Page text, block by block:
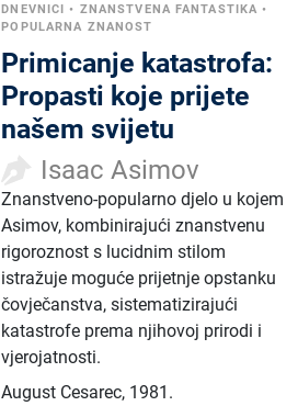
DNEVNICI • ZNANSTVENA FANTASTIKA •
POPULARNA ZNANOST
Primicanje katastrofa:
Propasti koje prijete
našem svijetu
Isaac Asimov
Znanstveno-popularno djelo u kojem
Asimov, kombinirajući znanstvenu
rigoroznost s lucidnim stilom
istražuje moguće prijetnje opstanku
čovječanstva, sistematizirajući
katastrofe prema njihovoj prirodi i
vjerojatnosti.
August Cesarec, 1981.